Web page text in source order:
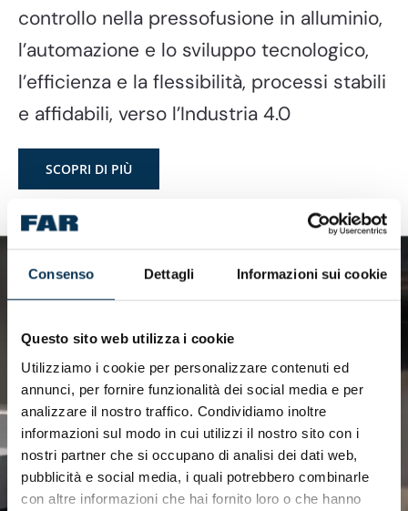
Consenso Dettagli Informazioni sui cookie
Questo sito web utilizza i cookie
Utilizziamo i cookie per personalizzare contenuti ed
annunci, per fornire funzionalità dei social media e per
analizzare il nostro traffico. Condividiamo inoltre
informazioni sul modo in cui utilizzi il nostro sito con i
nostri partner che si occupano di analisi dei dati web,
pubblicità e social media, i quali potrebbero combinarle
con altre informazioni che hai fornito loro o che hanno
controllo nella pressofusione in alluminio,
l’automazione e lo sviluppo tecnologico,
l’efficienza e la flessibilità, processi stabili
e affidabili, verso l’Industria 4.0
SCOPRI DI PIÙ